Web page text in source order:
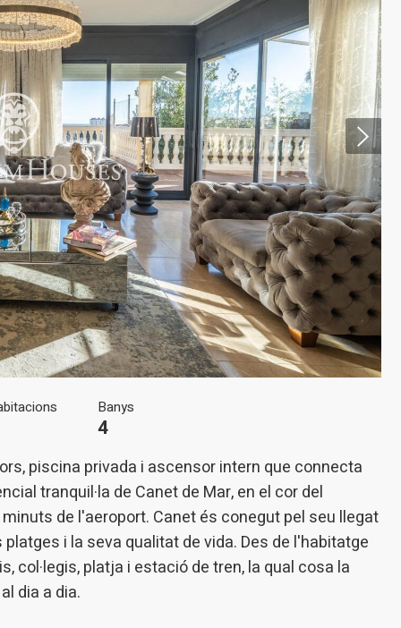
Banys
4
piscina privada i ascensor intern que connecta
tranquil·la de Canet de Mar, en el cor del
de l'aeroport. Canet és conegut pel seu llegat
i la seva qualitat de vida. Des de l'habitatge
col·legis, platja i estació de tren, la qual cosa la
dia a dia.
cookies
i funcionals
Sempre
web utilitza cookies pròpies per recopilar informació amb la finalitat de
serveis. Si continua navegant, suposa l'acceptació de la
L'usuari té la possibilitat de configurar el navegador podent, si
que siguin instal·lades al disc dur, encara que haurà de tenir en
aquesta acció podrà ocasionar dificultats de navegació de la pàgina
i personalització
recollida mitjançant aquest tipus de cookies s'utilitza en el
del web per a l'elaboració de perfils de navegació dels usuaris per
en funció de l'anàlisi de les dades d'ús que fan els usuaris del
desar la informació de preferència de l'usuari per millorar la qualitat dels
i oferir una millor experiència a través de productes recomanats.
i publicitat
són utilitzades per emmagatzemar informació sobre les